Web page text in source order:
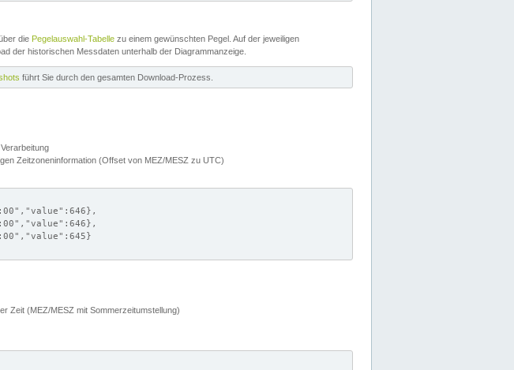
die Pegelauswahl-Tabelle zu einem gewünschten Pegel. Auf der jeweiligen
der historischen Messdaten unterhalb der Diagrammanzeige.
führt Sie durch den gesamten Download-Prozess.
Zeitzoneninformation (Offset von MEZ/MESZ zu UTC)
Zeit (MEZ/MESZ mit Sommerzeitumstellung)